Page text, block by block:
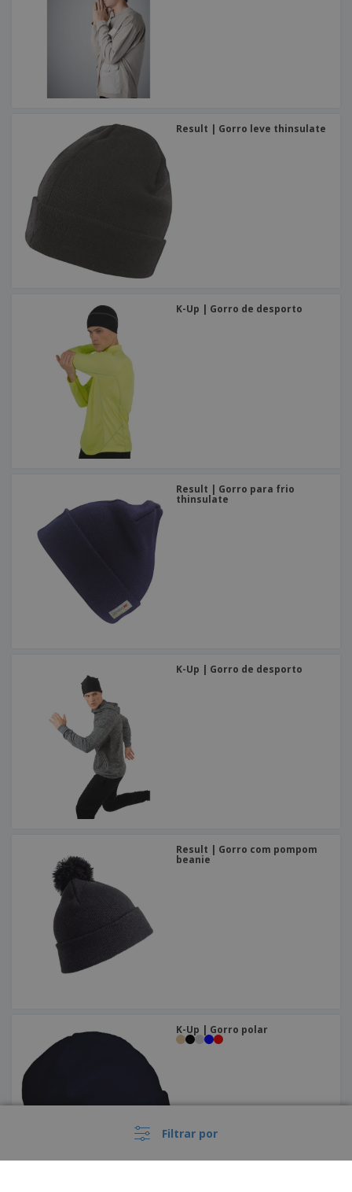
Filtrar por
Result | Gorro leve thinsulate
K-Up | Gorro de desporto
Result | Gorro para frio
thinsulate
K-Up | Gorro de desporto
Result | Gorro com pompom
beanie
K-Up | Gorro polar